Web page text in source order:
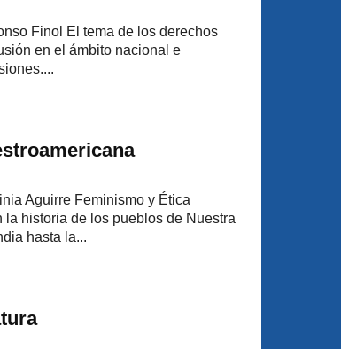
Finol El tema de los derechos
en el ámbito nacional e
Aguirre Feminismo y Ética
la historia de los pueblos de Nuestra
hasta la...